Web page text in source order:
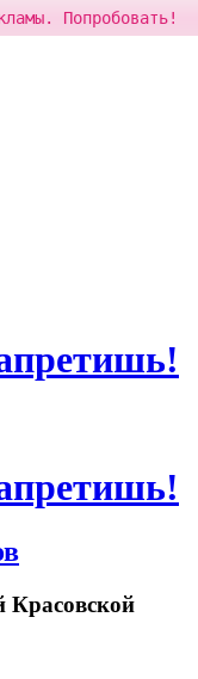
Красовской
Попробовать!